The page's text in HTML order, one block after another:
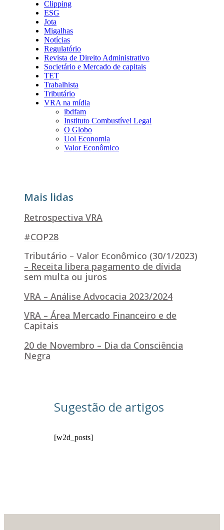
Clipping
ESG
Jota
Migalhas
Notícias
Regulatório
Revista de Direito Administrativo
Societário e Mercado de capitais
TET
Trabalhista
Tributário
VRA na mídia
ibdfam
Instituto Combustível Legal
O Globo
Uol Economia
Valor Econômico
Mais lidas
Retrospectiva VRA
#COP28
Tributário – Valor Econômico (30/1/2023)
– Receita libera pagamento de dívida
sem multa ou juros
VRA – Análise Advocacia 2023/2024
VRA – Área Mercado Financeiro e de
Capitais
20 de Novembro – Dia da Consciência
Negra
Sugestão de artigos
[w2d_posts]